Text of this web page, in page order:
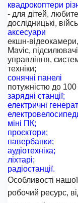
квадрокоптери
- для дітей,
дослідницькі,
аксесуари
екшн-
Mavic,
управління,
техніки;
сонячні панелі
потужністю до 100
зарядні станції;
електричні
міні ПК;
проєктори;
павербанки;
аудіотехніка;
ліхтарі;
радіостанції.
Особливості нашої
робочий ресурс,